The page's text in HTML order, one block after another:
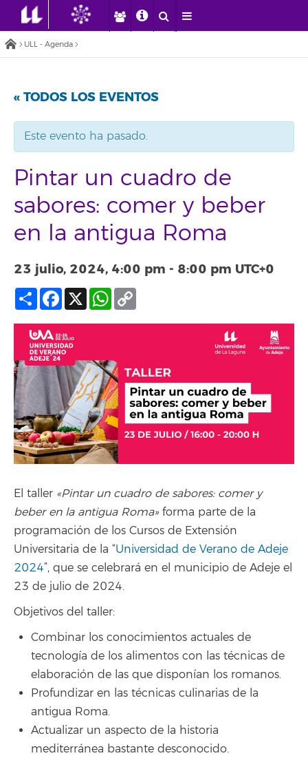
ULL - Agenda
« TODOS LOS EVENTOS
Este evento ha pasado.
Pintar un cuadro de
sabores: comer y beber
en la antigua Roma
23 julio, 2024, 4:00 pm - 8:00 pm UTC+0
Compartir
Facebook
X WhatsApp
El taller «Pintar un cuadro de sabores: comer y
beber en la antigua Roma» forma parte de la
programación de los Cursos de Extensión
Universitaria de la “Universidad de Verano de Adeje
2024”, que se celebrará en el municipio de Adeje el
23 de julio de 2024.
Objetivos del taller:
Combinar los conocimientos actuales de
tecnología de los alimentos con las técnicas de
elaboración de las que disponían los romanos.
Profundizar en las técnicas culinarias de la
antigua Roma.
Actualizar un aspecto de la historia
mediterránea bastante desconocido.